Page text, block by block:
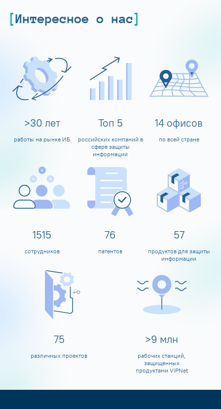
Интересное о нас
>30 лет
работы на рынке ИБ
Топ 5
российских компаний в
сфере защиты
информации
14 офисов
по всей стране
1600
сотрудников
80
патентов
60
продуктов для защиты
информации
80
различных проектов
>10 млн
рабочих станций,
защищенных
продуктами ViPNet